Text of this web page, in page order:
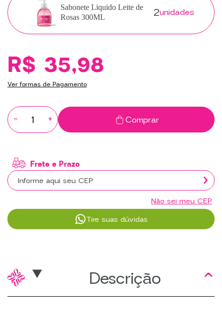
Sabonete Liquido Leite de
Rosas 300ML
2unidades
R$ 35,98
Ver formas de Pagamento
- + Comprar
Não sei meu CEP
Tire suas dúvidas
Descrição